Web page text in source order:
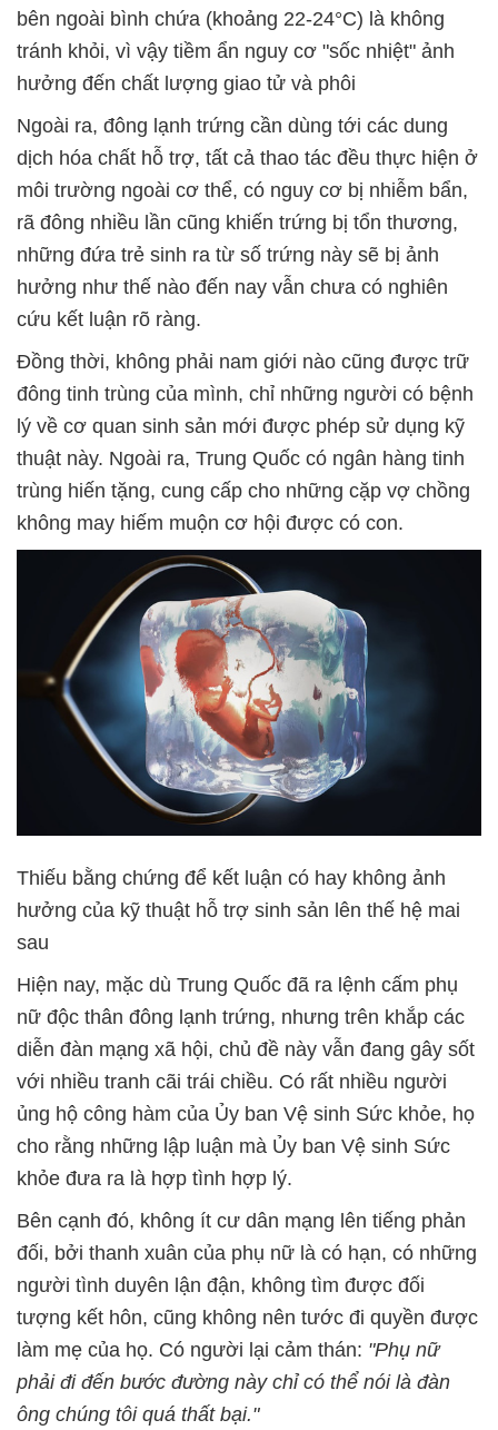
bên ngoài bình chứa (khoảng 22-24°C) là không
tránh khỏi, vì vậy tiềm ẩn nguy cơ "sốc nhiệt" ảnh
hưởng đến chất lượng giao tử và phôi
Ngoài ra, đông lạnh trứng cần dùng tới các dung
dịch hóa chất hỗ trợ, tất cả thao tác đều thực hiện ở
môi trường ngoài cơ thể, có nguy cơ bị nhiễm bẩn,
rã đông nhiều lần cũng khiến trứng bị tổn thương,
những đứa trẻ sinh ra từ số trứng này sẽ bị ảnh
hưởng như thế nào đến nay vẫn chưa có nghiên
cứu kết luận rõ ràng.
Đồng thời, không phải nam giới nào cũng được trữ
đông tinh trùng của mình, chỉ những người có bệnh
lý về cơ quan sinh sản mới được phép sử dụng kỹ
thuật này. Ngoài ra, Trung Quốc có ngân hàng tinh
trùng hiến tặng, cung cấp cho những cặp vợ chồng
không may hiếm muộn cơ hội được có con.
Thiếu bằng chứng để kết luận có hay không ảnh
hưởng của kỹ thuật hỗ trợ sinh sản lên thế hệ mai
sau
Hiện nay, mặc dù Trung Quốc đã ra lệnh cấm phụ
nữ độc thân đông lạnh trứng, nhưng trên khắp các
diễn đàn mạng xã hội, chủ đề này vẫn đang gây sốt
với nhiều tranh cãi trái chiều. Có rất nhiều người
ủng hộ công hàm của Ủy ban Vệ sinh Sức khỏe, họ
cho rằng những lập luận mà Ủy ban Vệ sinh Sức
khỏe đưa ra là hợp tình hợp lý.
Bên cạnh đó, không ít cư dân mạng lên tiếng phản
đối, bởi thanh xuân của phụ nữ là có hạn, có những
người tình duyên lận đận, không tìm được đối
tượng kết hôn, cũng không nên tước đi quyền được
làm mẹ của họ. Có người lại cảm thán: "Phụ nữ
phải đi đến bước đường này chỉ có thể nói là đàn
ông chúng tôi quá thất bại."